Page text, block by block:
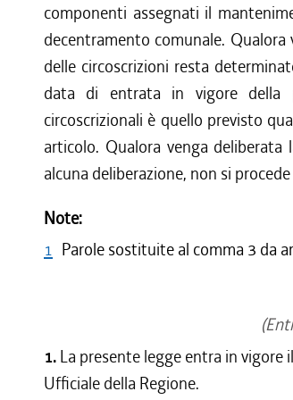
componenti assegnati il
decentramento comunale.
delle circoscrizioni resta
data di entrata in vigore della
circoscrizionali è quello previsto
articolo. Qualora venga
alcuna deliberazione, non si
Note:
1 Parole sostituite al comma 3 da
1. La presente legge entra in
Ufficiale della Regione.